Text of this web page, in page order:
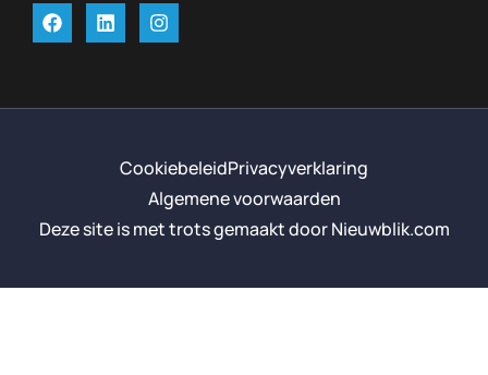
Deze site is met trots gemaakt door Nieuwblik.com
CookiebeleidPrivacyverklaring
Algemene voorwaarden